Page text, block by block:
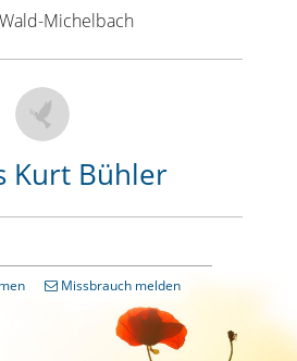
Wald-Michelbach
Kurt Bühler
Missbrauch melden